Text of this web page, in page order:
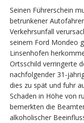
Seinen Führerschein
betrunkener
Verkehrsunfall
seinem Ford Mondeo
Linsenhofen
Ortsschild verringerte
nachfolgender 31-
dies zu spät und fuhr
Schaden in Höhe von
bemerkten die
alkoholischer